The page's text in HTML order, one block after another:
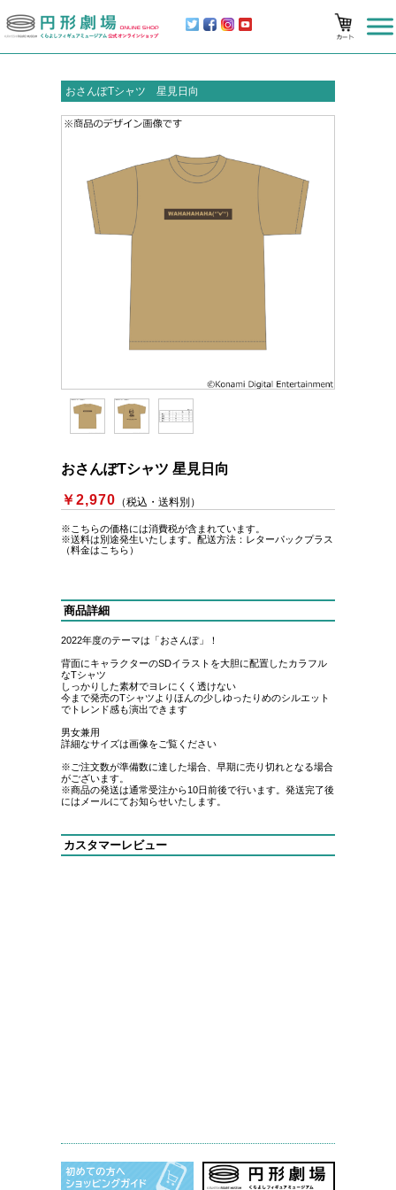
おさんぽTシャツ 星見日向
おさんぽTシャツ 星見日向
￥2,970 （税込・送料別）
※こちらの価格には消費税が含まれています。
※送料は別途発生いたします。 配送方法：レターパックプラス
（料金はこちら）
商品詳細
2022年度のテーマは「おさんぽ」！
背面にキャラクターのSDイラストを大胆に配置したカラフル
なTシャツ
しっかりした素材でヨレにくく透けない
今まで発売のTシャツよりほんの少しゆったりめのシルエット
でトレンド感も演出できます
男女兼用
詳細なサイズは画像をご覧ください
※ご注文数が準備数に達した場合、早期に売り切れとなる場合
がございます。
※商品の発送は通常受注から10日前後で行います。発送完了後
にはメールにてお知らせいたします。
カスタマーレビュー